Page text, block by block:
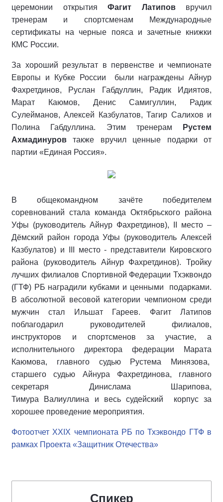
церемонии открытия Фагит Латиповвручил
тренерам и спортсменам Международные
сертификаты на черные пояса и зачетные книжки
КМС России.
За хороший результат в первенстве и чемпионате
Европы и Кубке России были награждены Айнур
Фахретдинов, Руслан Габдуллин, Радик Идиятов,
Марат Каюмов, Денис Самигуллин, Радик
Сулейманов, Алексей Казбулатов, Тагир Салихов и
Полина Габдуллина. Этим тренерам
Рустем
Ахмадинуров также вручил ценные подарки от
партии «Единая Россия».
В общекомандном зачёте победителем
соревнований стала команда Октябрьского района
Уфы (руководитель Айнур Фахретдинов), II место –
Дёмский район города Уфы (руководитель Алексей
Казбулатов) и III место - представители Кировского
района (руководитель Айнур Фахретдинов). Тройку
лучших филиалов Спортивной Федерации Тхэквондо
(ГТФ) РБ наградили кубками и ценными подарками.
В абсолютной весовой категории чемпионом среди
мужчин стал Ильшат Гареев. Фагит Латипов
поблагодарил руководителей филиалов,
инструкторов и спортсменов за участие, а
исполнительного директора федерации Марата
Каюмова, главного судью Рустема Минязова,
старшего судью Айнура Фахретдинова, главного
секретаря Динислама Шарипова,
Тимура Валиуллина и весь судейский корпус за
хорошее проведение мероприятия.
Фотоотчет XXIX чемпионата РБ по Тхэквондо ГТФ в
рамках Проекта «Защитник Отечества»
Спикер